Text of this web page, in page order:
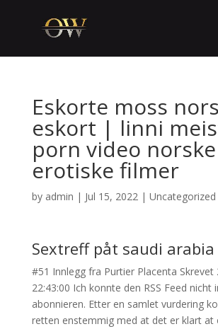
Eskorte moss
eskort | linni
porn video norske
erotiske filmer
by admin | Jul 15, 2022| Uncategorized
Sextreff påt saudi
#51 Innlegg fra Purtier Placenta Skrevet
22:43:00 Ich konnte den RSS Feed nicht
abonnieren. Etter en samlet vurdering
retten enstemmig med at det er klart at